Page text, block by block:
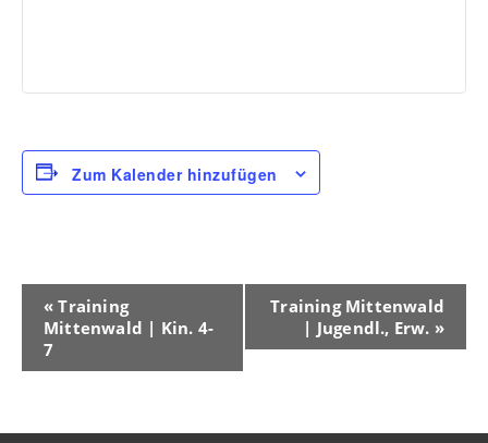
Zum Kalender hinzufügen
Veranstaltung-
Navigation
« Training
Mittenwald | Kin. 4-
7
Training Mittenwald
| Jugendl., Erw. »